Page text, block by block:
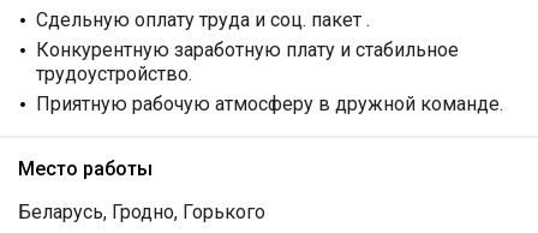
Сдельную оплату труда и соц. пакет .
Конкурентную заработную плату и стабильное
трудоустройство.
Приятную рабочую атмосферу в дружной команде.
Место работы
Беларусь, Гродно, Горького